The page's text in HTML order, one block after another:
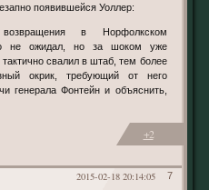
появившейся Уоллер:
в Норфолкском
не ожидал, но за шоком уже
свалил в штаб, тем более
окрик, требующий от него
генерала Фонтейн и объяснить,
+2
7
2015-02-18 20:14:05